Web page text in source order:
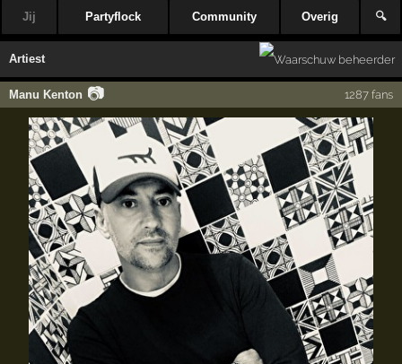
Jij Partyflock Community Overig 🔍
Artiest
Manu Kenton 📷 1287 fans